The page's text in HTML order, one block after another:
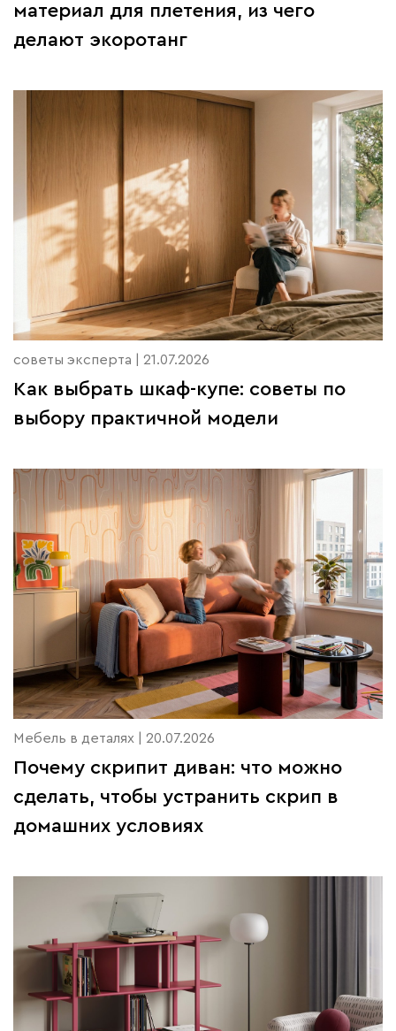
материал для плетения, из чего
делают экоротанг
советы эксперта | 21.07.2026
Как выбрать шкаф-купе: советы по
выбору практичной модели
Мебель в деталях | 20.07.2026
Почему скрипит диван: что можно
сделать, чтобы устранить скрип в
домашних условиях